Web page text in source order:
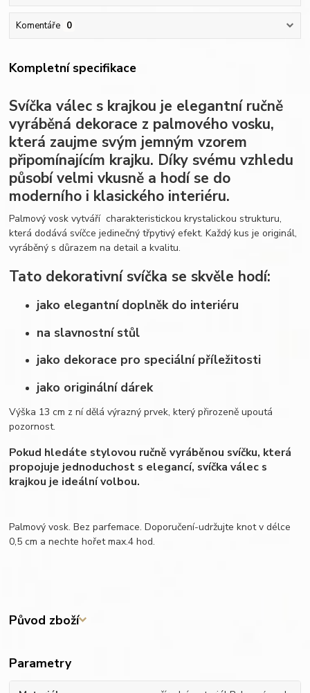
Komentáře 0
Kompletní specifikace
Svíčka válec s krajkou je elegantní ručně
vyráběná dekorace z palmového vosku,
která zaujme svým jemným vzorem
připomínajícím krajku. Díky svému vzhledu
působí velmi vkusně a hodí se do
moderního i klasického interiéru.
Palmový vosk vytváří charakteristickou krystalickou strukturu,
která dodává svíčce jedinečný třpytivý efekt. Každý kus je originál,
vyráběný s důrazem na detail a kvalitu.
Tato dekorativní svíčka se skvěle hodí:
jako elegantní doplněk do interiéru
na slavnostní stůl
jako dekorace pro speciální příležitosti
jako originální dárek
Výška 13 cm z ní dělá výrazný prvek, který přirozeně upoutá
pozornost.
Pokud hledáte stylovou ručně vyráběnou svíčku, která
propojuje jednoduchost s elegancí, svíčka válec s
krajkou je ideální volbou.
Palmový vosk. Bez parfemace. Doporučení-udržujte knot v délce
0,5 cm a nechte hořet max.4 hod.
Původ zboží
Parametry